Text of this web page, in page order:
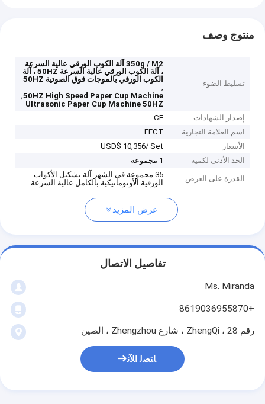
منتوج وصف
تسليط الضوء
350g / M2 آلة الكوب الورقي عالية السرعة
، آلة الكوب الورقي عالية السرعة 50HZ ، آلة
الكوب الورقي بالموجات فوق الصوتية 50HZ
,
50HZ High Speed Paper Cup Machine
,
Ultrasonic Paper Cup Machine 50HZ
إصدار الشهادات
CE
اسم العلامة التجارية
FECT
الأسعار
USD$ 10,356/ Set
الحد الأدنى لكمية
1 مجموعة
القدرة على العرض
35 مجموعة في الشهر آلة تشكيل الأكواب
الورقية الأوتوماتيكية بالكامل عالية السرعة
عرض المزيد
تفاصيل الاتصال
Ms. Miranda
+8619036955870
رقم 28 ، ZhengQi ، شارع Zhengzhou ، الصين
ﺎﺘﺼﻟ ﺍﻶﻧ